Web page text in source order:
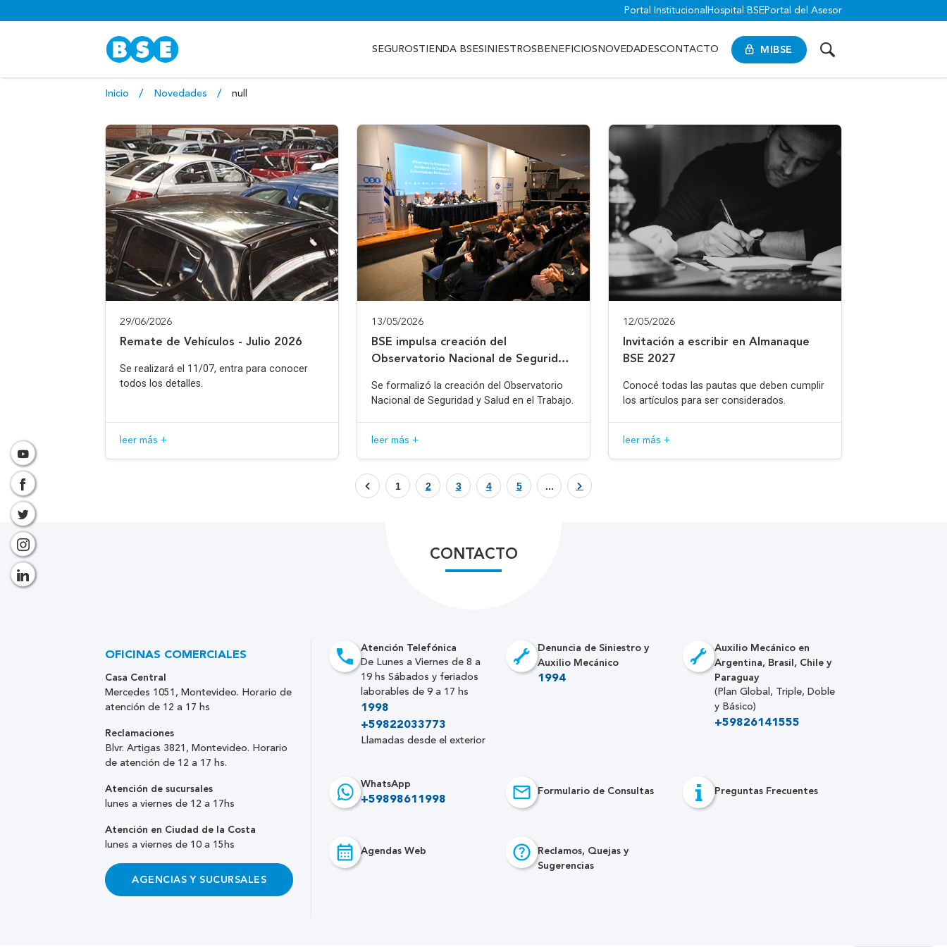
Portal Institucional Hospital BSE Portal del Asesor
MIBSE
SEGUROSTIENDA BSESINIESTROS BENEFICIOS NOVEDADESCONTACTO
Inicio Novedades null
29/06/2026
Remate de Vehículos - Julio 2026
Se realizará el 11/07, entra para conocer
todos los detalles.
leer más +
13/05/2026
BSE impulsa creación del
Observatorio Nacional de Seguridad
Se formalizó la creación del Observatorio
Nacional de Seguridad y Salud en el Trabajo.
leer más +
12/05/2026
Invitación a escribir en Almanaque
BSE 2027
Conocé todas las pautas que deben cumplir
los artículos para ser considerados.
leer más +
1 2 3 4 5 ...
CONTACTO
Atención Telefónica
De Lunes a Viernes de 8 a
19 hs Sábados y feriados
laborables de 9 a 17 hs
1998
+59822033773
Llamadas desde el exterior
Denuncia de Siniestro y
Auxilio Mecánico
1994
Auxilio Mecánico en
Argentina, Brasil, Chile y
Paraguay
(Plan Global, Triple, Doble
y Básico)
+59826141555
WhatsApp
+59898611998
Formulario de Consultas Preguntas Frecuentes
Agendas Web
Reclamos, Quejas y
Sugerencias
OFICINAS COMERCIALES
Casa Central
Mercedes 1051, Montevideo. Horario de
atención de 12 a 17 hs
Reclamaciones
Blvr. Artigas 3821, Montevideo. Horario
de atención de 12 a 17 hs.
Atención de sucursales
lunes a viernes de 12 a 17hs
Atención en Ciudad de la Costa
lunes a viernes de 10 a 15hs
AGENCIAS Y SUCURSALES